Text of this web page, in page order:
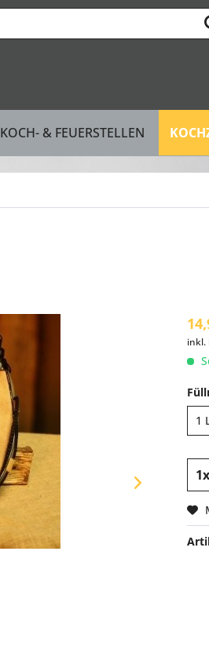
KOCH- & FEUERSTELLEN
inkl.